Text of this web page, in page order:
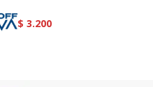
$ 3.200